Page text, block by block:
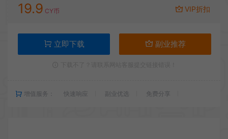
19.9 CY币 VIP折扣
立即下载 副业推荐
增值服务： 快速响应 副业优选 免费分享